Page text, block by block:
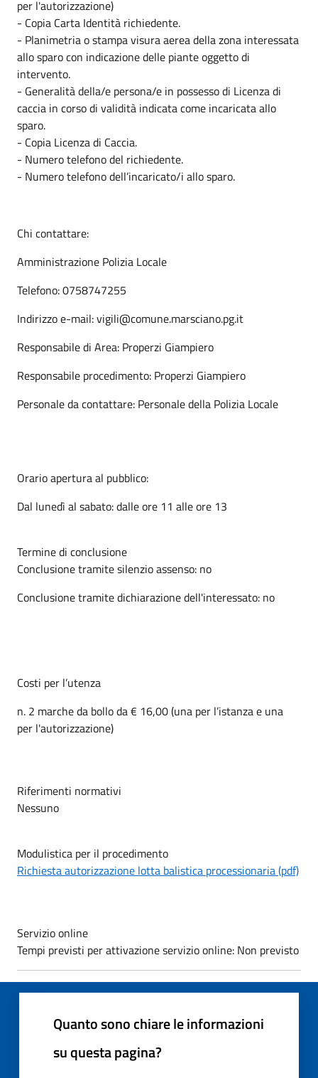
per l'autorizzazione)
- Copia Carta Identità richiedente.
- Planimetria o stampa visura aerea della zona interessata
allo sparo con indicazione delle piante oggetto di
intervento.
- Generalità della/e persona/e in possesso di Licenza di
caccia in corso di validità indicata come incaricata allo
sparo.
- Copia Licenza di Caccia.
- Numero telefono del richiedente.
- Numero telefono dell’incaricato/i allo sparo.
Chi contattare:
Amministrazione Polizia Locale
Telefono: 0758747255
Indirizzo e-mail: vigili@comune.marsciano.pg.it
Responsabile di Area: Properzi Giampiero
Responsabile procedimento: Properzi Giampiero
Personale da contattare: Personale della Polizia Locale
Orario apertura al pubblico:
Dal lunedì al sabato: dalle ore 11 alle ore 13
Termine di conclusione
Conclusione tramite silenzio assenso: no
Conclusione tramite dichiarazione dell'interessato: no
Costi per l’utenza
n. 2 marche da bollo da € 16,00 (una per l’istanza e una
per l'autorizzazione)
Riferimenti normativi
Nessuno
Modulistica per il procedimento
Richiesta autorizzazione lotta balistica processionaria (pdf)
Servizio online
Tempi previsti per attivazione servizio online: Non previsto
Quanto sono chiare le informazioni
su questa pagina?